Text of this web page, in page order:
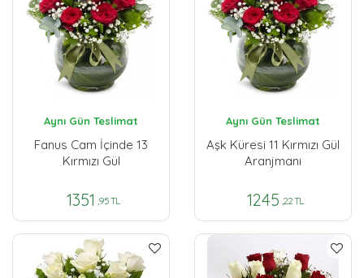
Aynı Gün Teslimat
Fanus Cam İçinde 13
Kırmızı Gül
1351 ,95 TL
Aynı Gün Teslimat
Aşk Küresi 11 Kırmızı Gül
Aranjmanı
1245 ,22 TL